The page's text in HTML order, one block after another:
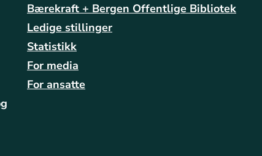
Bærekraft + Bergen Offentlige Bibliotek
Ledige stillinger
Statistikk
For media
For ansatte